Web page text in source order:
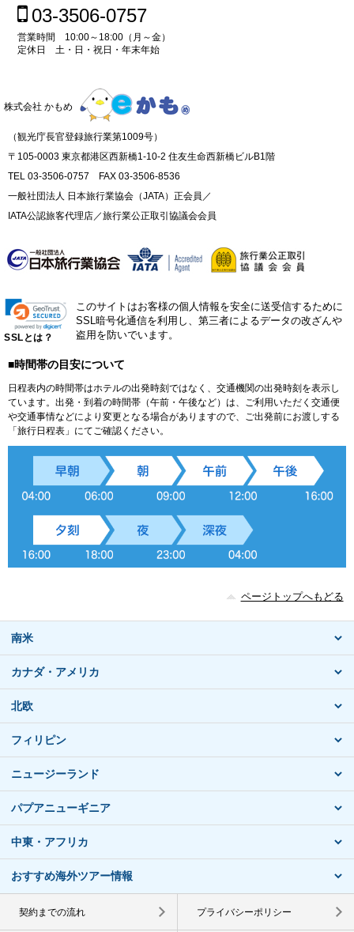
03-3506-0757
営業時間 10:00～18:00（月～金）
定休日 土・日・祝日・年末年始
株式会社 かもめ
（観光庁長官登録旅行業第1009号）
〒105-0003 東京都港区西新橋1-10-2 住友生命西新橋ビルB1階
TEL 03-3506-0757 FAX 03-3506-8536
一般社団法人 日本旅行業協会（JATA）正会員／
IATA公認旅客代理店／旅行業公正取引協議会会員
SSLとは？
このサイトはお客様の個人情報を安全に送受信するために
SSL暗号化通信を利用し、第三者によるデータの改ざんや
盗用を防いでいます。
■時間帯の目安について
日程表内の時間帯はホテルの出発時刻ではなく、交通機関の出発時刻を表示し
ています。出発・到着の時間帯（午前・午後など）は、ご利用いただく交通便
や交通事情などにより変更となる場合がありますので、ご出発前にお渡しする
「旅行日程表」にてご確認ください。
ページトップへもどる
南米
カナダ・アメリカ
北欧
フィリピン
ニュージーランド
パプアニューギニア
中東・アフリカ
おすすめ海外ツアー情報
契約までの流れ プライバシーポリシー